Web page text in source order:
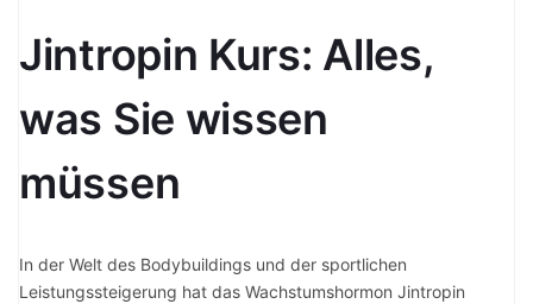
Jintropin Kurs: Alles,
was Sie wissen
müssen
In der Welt des Bodybuildings und der sportlichen
Leistungssteigerung hat das Wachstumshormon Jintropin